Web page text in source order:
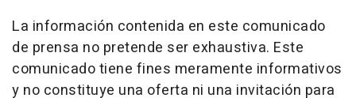
La información contenida en este comunicado
de prensa no pretende ser exhaustiva. Este
comunicado tiene fines meramente informativos
y no constituye una oferta ni una invitación para